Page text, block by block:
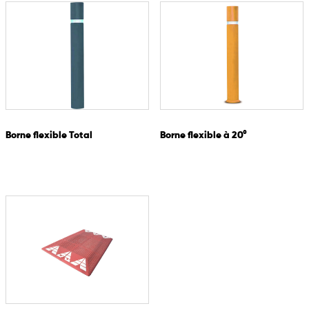
2 paires d’éléments rectangulaires
Adaptable selon la largeur de la chaussée
Le ralentisseur modulaire en caoutchouc est une solution flexible
circulation et limiter les excès de vitesse.
Borne flexible Total Borne flexible à 20°